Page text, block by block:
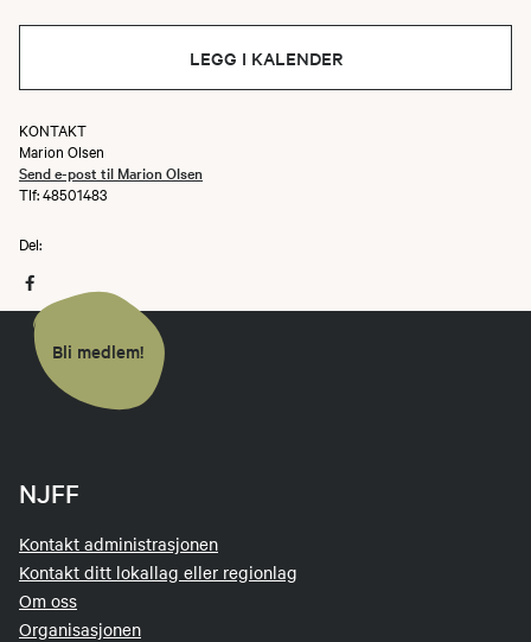
LEGG I KALENDER
KONTAKT
Marion Olsen
Send e-post til Marion Olsen
Tlf: 48501483
Del:
Bli medlem!
NJFF
Kontakt administrasjonen
Kontakt ditt lokallag eller regionlag
Om oss
Organisasjonen